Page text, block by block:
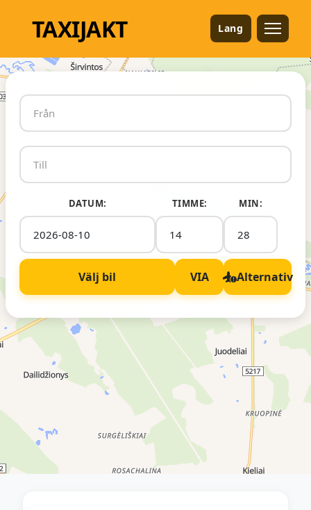
TAXIJAKT Lang
DATUM: TIMME: MIN:
Välj bil VIA Alternativ